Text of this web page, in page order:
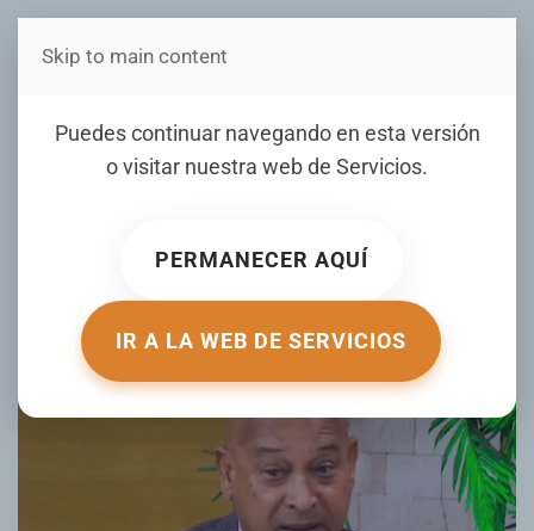
Estás en Telenord Medios
Puedes continuar navegando en esta versión
o visitar nuestra web de Servicios.
PERMANECER AQUÍ
IR A LA WEB DE SERVICIOS
Skip to main content
Candidato a la alcaldía
SFM señala hay familias
el gobierno
ESCRITO POR JESÚS DANIEL VILLALONA EL 09 ENERO 2020
PUBLICADO EN
ENTREVISTAS .